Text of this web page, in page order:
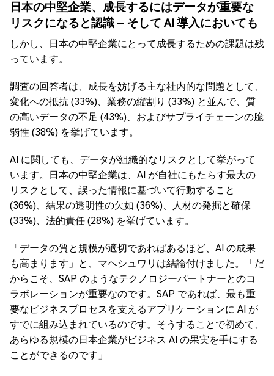
日本の中堅企業、成長するにはデータが重要な
リスクになると認識 – そして AI導入においても
しかし、日本の中堅企業にとって成長するための課題は残
っています。
調査の回答者は、成長を妨げる主な社内的な問題として、
変化への抵抗 (33%)、業務の縦割り (33%) と並んで、質
の高いデータの不足 (43%)、およびサプライチェーンの脆
弱性 (38%) を挙げています。
AI に関しても、データが組織的なリスクとして挙がって
います。日本の中堅企業は、AI が自社にもたらす最大の
リスクとして、誤った情報に基づいて行動すること
(36%)、結果の透明性の欠如 (36%)、人材の発掘と確保
(33%)、法的責任 (28%) を挙げています。
「データの質と規模が適切であればあるほど、AI の成果
も高まります」と、マヘシュワリは結論付けました。「だ
からこそ、SAP のようなテクノロジーパートナーとのコ
ラボレーションが重要なのです。SAP であれば、最も重
要なビジネスプロセスを支えるアプリケーションに AI が
すでに組み込まれているのです。そうすることで初めて、
あらゆる規模の日本企業がビジネス AI の果実を手にする
ことができるのです」